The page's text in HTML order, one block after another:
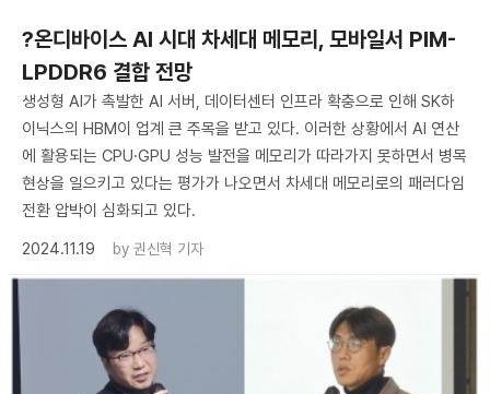
?온디바이스 AI 시대 차세대 메모리, 모바일서 PIM-
LPDDR6 결합 전망
생성형 AI가 촉발한 AI 서버, 데이터센터 인프라 확충으로 인해 SK하
이닉스의 HBM이 업계 큰 주목을 받고 있다. 이러한 상황에서 AI 연산
에 활용되는 CPU·GPU 성능 발전을 메모리가 따라가지 못하면서 병목
현상을 일으키고 있다는 평가가 나오면서 차세대 메모리로의 패러다임
전환 압박이 심화되고 있다.
2024.11.19
by 권신혁 기자